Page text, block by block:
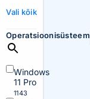
Vali kõik
Operatsioonisüsteem
Windows
11 Pro
1143